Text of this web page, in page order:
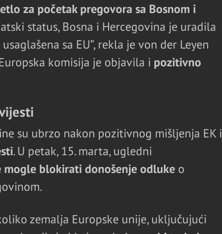
za početak pregovora sa Bosnom i
status, Bosna i Hercegovina je uradila
sa EU”, rekla je von der Leyen
komisija je objavila i pozitivno
su ubrzo nakon pozitivnog mišljenja EK i
. U petak, 15. marta, ugledni
mogle blokirati donošenje odlukeo
zemalja Europske unije, uključujući